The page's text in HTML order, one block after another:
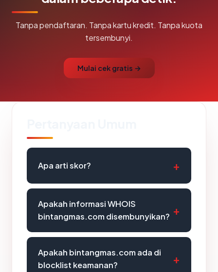
Tanpa pendaftaran. Tanpa kartu kredit. Tanpa kuota
tersembunyi.
Mulai cek gratis →
Apa arti skor?
Apakah informasi WHOIS
bintangmas.com disembunyikan?
Apakah bintangmas.com ada di
blocklist keamanan?